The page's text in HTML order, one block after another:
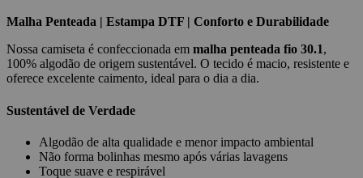
Malha Penteada | Estampa DTF | Conforto e Durabilidade
Nossa camiseta é confeccionada em malha penteada fio 30.1,
100% algodão de origem sustentável. O tecido é macio, resistente e
oferece excelente caimento, ideal para o dia a dia.
Sustentável de Verdade
Algodão de alta qualidade e menor impacto ambiental
Não forma bolinhas mesmo após várias lavagens
Toque suave e respirável